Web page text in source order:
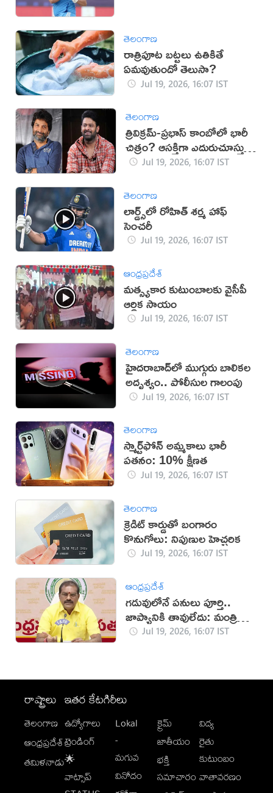
తెలంగాణ
రాత్రిపూట బట్టలు ఉతికితే
ఏమవుతుందో తెలుసా?
Jul 19, 2026, 16:07 IST
తెలంగాణ
త్రివిక్రమ్-ప్రభాస్ కాంబోలో భారీ
చిత్రం? ఆసక్తిగా ఎదురుచూస్తున్న
ప్రేక్షకులు
Jul 19, 2026, 16:07 IST
తెలంగాణ
లార్డ్స్‌లో రోహిత్ శర్మ హాఫ్
సెంచరీ
Jul 19, 2026, 16:07 IST
ఆంధ్రప్రదేశ్
మత్స్యకార కుటుంబాలకు వైసీపీ
ఆర్థిక సాయం
Jul 19, 2026, 16:07 IST
తెలంగాణ
హైదరాబాద్‌లో ముగ్గురు బాలికల
అదృశ్యం.. పోలీసుల గాలంపు
Jul 19, 2026, 16:07 IST
తెలంగాణ
స్మార్ట్‌ఫోన్ అమ్మకాలు భారీ
పతనం: 10% క్షీణత
Jul 19, 2026, 16:07 IST
తెలంగాణ
క్రెడిట్ కార్డుతో బంగారం
కొనుగోలు: నిపుణుల హెచ్చరిక
Jul 19, 2026, 16:07 IST
ఆంధ్రప్రదేశ్
గడువులోనే పనులు పూర్తి..
జాప్యానికి తావులేదు: మంత్రి
నిమ్మలJul 19, 2026, 16:07 IST
రాష్ట్రాలు
తెలంగాణ
ఆంధ్రప్రదేశ్
తమిళనాడు
ఇతర కేటగిరీలు
ఉద్యోగాలు
ట్రెండింగ్
🌟
వాట్సాప్
Lokal
-
మగువ
వినోదం
క్రైమ్
జాతీయం
భక్తి
సమాచారం
విద్య
రైతు
కుటుంబం
వాతావరణం